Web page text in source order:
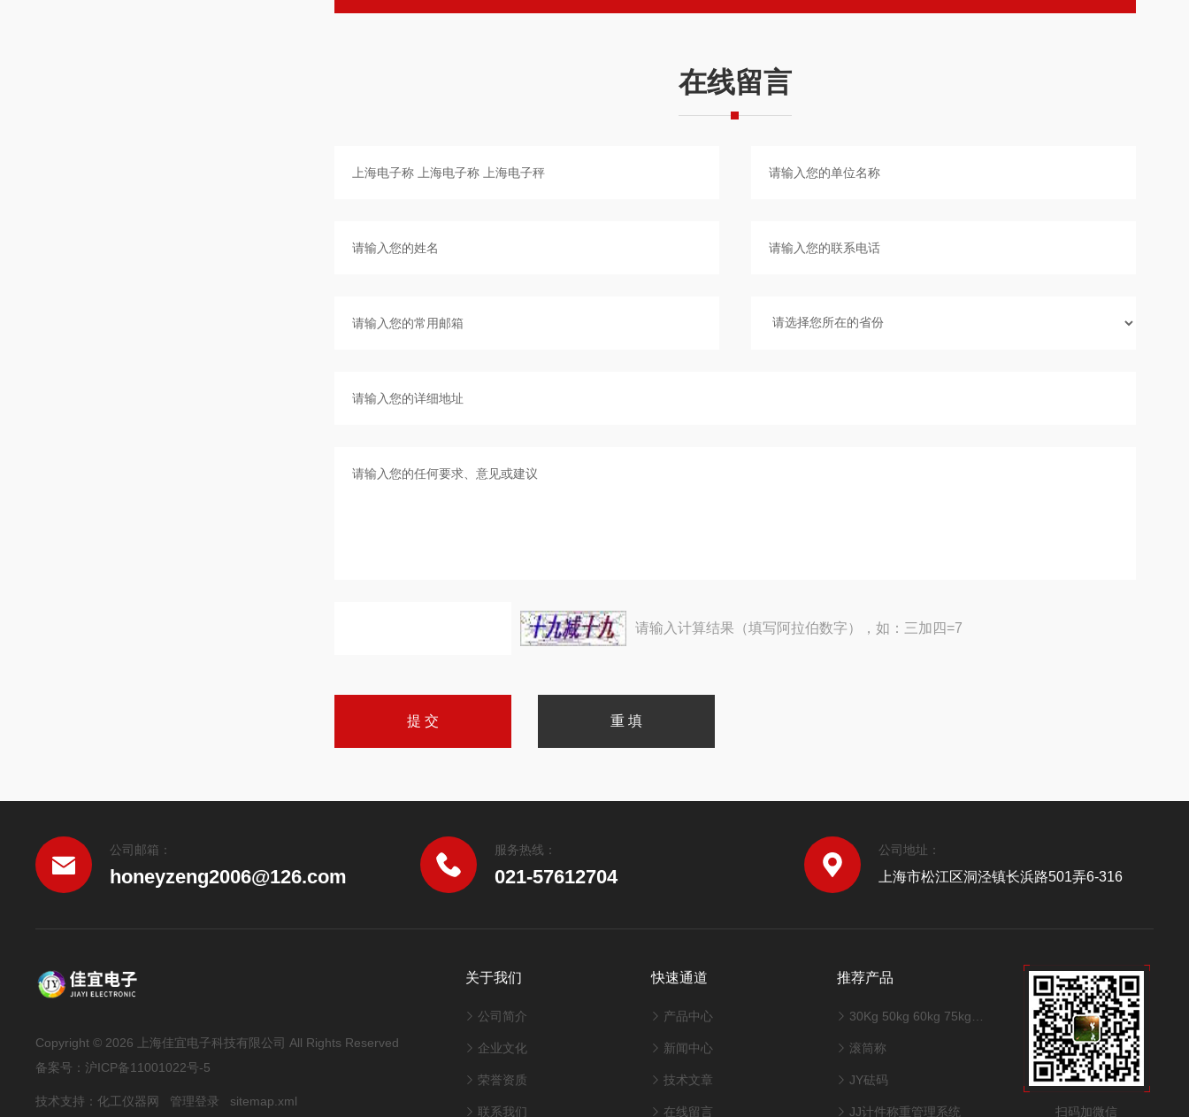
在线留言
请输入计算结果（填写阿拉伯数字），如：三加四=7
公司邮箱：
honeyzeng2006@126.com
服务热线：
021-57612704
公司地址：
上海市松江区洞泾镇长浜路501弄6-316
Copyright © 2026 上海佳宜电子科技有限公司 All Rights Reserved
备案号：沪ICP备11001022号-5
技术支持：化工仪器网 管理登录 sitemap.xml
关于我们
公司简介
企业文化
荣誉资质
联系我们
快速通道
产品中心
新闻中心
技术文章
在线留言
推荐产品
30Kg 50kg 60kg 75kg 100kg 150kg不锈钢台秤
滚筒称
JY砝码
JJ计件称重管理系统 扫码加微信